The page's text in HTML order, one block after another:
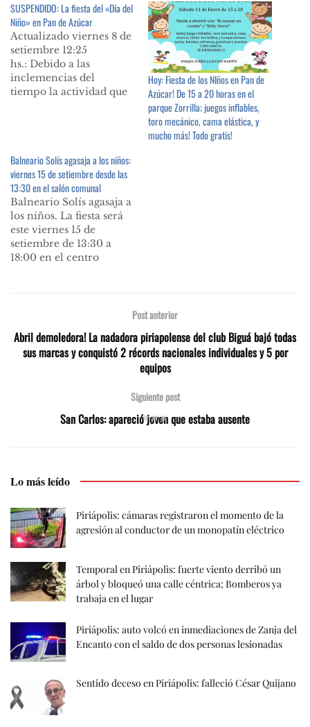
SUSPENDIDO: La fiesta del «Día del
Niño» en Pan de Azúcar
Actualizado viernes 8 de
setiembre 12:25
hs.: Debido a las
inclemencias del
tiempo la actividad que
aviso. Pan de Azúcar
anuncia un gran cierre
de festejos del mes de los
niños. Será el domingo
10 de setiembre a la
hora…
Hoy: Fiesta de los NIños en Pan de
Azúcar! De 15 a 20 horas en el
parque Zorrilla; juegos inflables,
toro mecánico, cama elástica, y
mucho más! Todo gratis!
Balneario Solís agasaja a los niños:
viernes 15 de setiembre desde las
13:30 en el salón comunal
Balneario Solís agasaja a
los niños. La fiesta será
este viernes 15 de
setiembre de 13:30 a
18:00 en el centro
amigo, semanario La
Prensa, que como
Post anterior
Abril demoledora! La nadadora piriapolense del club Biguá bajó todas
sus marcas y conquistó 2 récords nacionales individuales y 5 por
equipos
Siguiente post
San Carlos: apareció joven que estaba ausente
Lo más leído
Piriápolis: cámaras registraron el momento de la
agresión al conductor de un monopatín eléctrico
Temporal en Piriápolis: fuerte viento derribó un
árbol y bloqueó una calle céntrica; Bomberos ya
trabaja en el lugar
Piriápolis: auto volcó en inmediaciones de Zanja del
Encanto con el saldo de dos personas lesionadas
Sentido deceso en Piriápolis: falleció César Quijano